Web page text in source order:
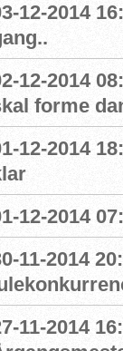
12-2014
12-2014
forme
12-2014
12-2014
11-2014
11-2014